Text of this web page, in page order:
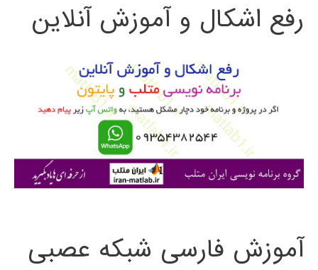
ج
ی
رفع اشکال و آموزش آنلاین
آموزش فارسی شبکه عصبی